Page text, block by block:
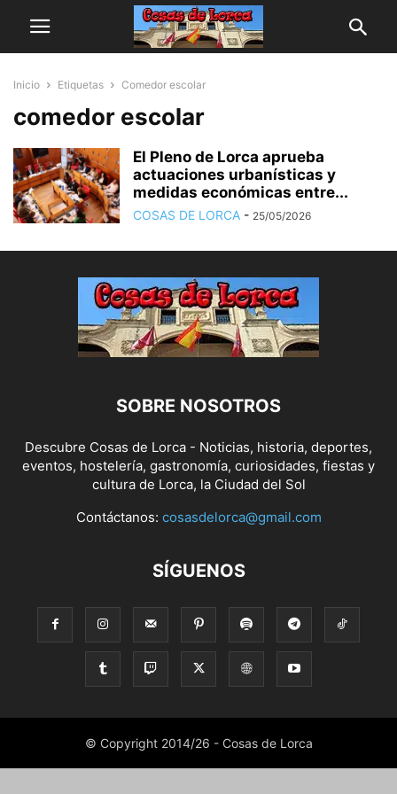
Inicio Etiquetas Comedor escolar
comedor escolar
El Pleno de Lorca aprueba
actuaciones urbanísticas y
medidas económicas entre...
COSAS DE LORCA - 25/05/2026
SOBRE NOSOTROS
Descubre Cosas de Lorca - Noticias, historia, deportes,
eventos, hostelería, gastronomía, curiosidades, fiestas y
cultura de Lorca, la Ciudad del Sol
Contáctanos: cosasdelorca@gmail.com
SÍGUENOS
© Copyright 2014/26 - Cosas de Lorca